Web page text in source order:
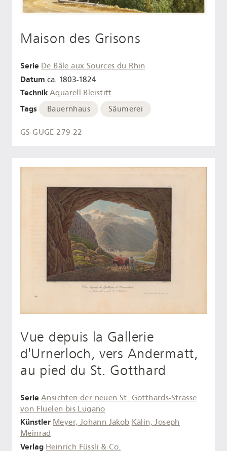
Maison des Grisons
Serie De Bâle aux Sources du Rhin
Datum ca. 1803-1824
Technik Aquarell Bleistift
Tags Bauernhaus Säumerei
GS-GUGE-279-22
Vue depuis la Gallerie
d'Urnerloch, vers Andermatt,
au pied du St. Gotthard
Serie Ansichten der neuen St. Gotthards-Strasse
von Fluelen bis Lugano
Künstler Meyer, Johann Jakob Kälin, Joseph
Meinrad
Verlag Heinrich Füssli & Co.